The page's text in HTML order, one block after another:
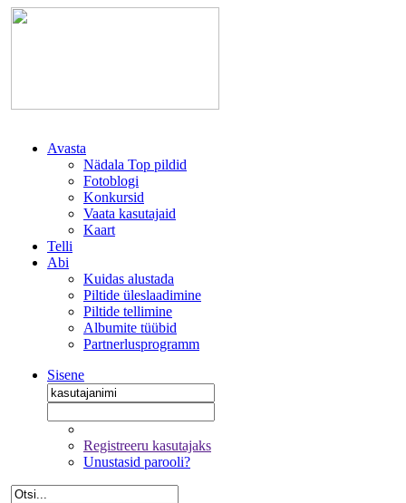
Avasta
Nädala Top pildid
Fotoblogi
Konkursid
Vaata kasutajaid
Kaart
Telli
Abi
Kuidas alustada
Piltide üleslaadimine
Piltide tellimine
Albumite tüübid
Partnerlusprogramm
Sisene
Registreeru kasutajaks
Unustasid parooli?